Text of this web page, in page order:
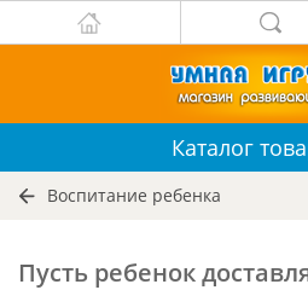
Каталог
Воспитание ребенка
Пусть ребенок